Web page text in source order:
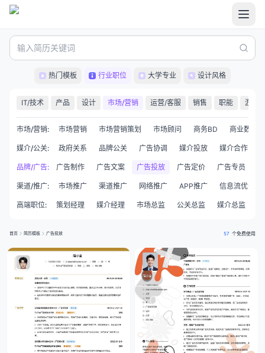
热门模板 行业职位 大学专业 设计风格
IT/技术 产品 设计 市场/营销 运营/客服 销售 职能 游戏
市场/营销: 市场营销 市场营销策划 市场顾问 商务BD 商业数据
媒介/公关: 政府关系 品牌公关 广告协调 媒介投放 媒介合作
品牌/广告:
广告创意 广告制作 广告文案 广告投放 广告定价 广告专员
渠道/推广: 市场推广 渠道推广 网络推广 APP推广 信息流优化师
高端职位: 策划经理 媒介经理 市场总监 公关总监 媒介总监
首页 简历模板 广告投放 57 个免费使用